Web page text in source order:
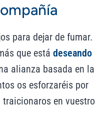
para dejar de fumar.
que está deseando
alianza basada en la
os esforzaréis por
en vuestro